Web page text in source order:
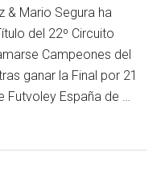
& Mario Segura ha
del 22º Circuito
Campeones del
ganar la Final por 21
Futvoley España de …